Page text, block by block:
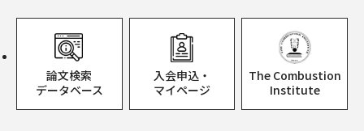
論文検索
データベース
入会申込・
マイページ
The Combustion
Institute